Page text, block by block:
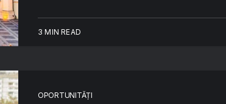
3 MIN READ
OPORTUNITĂȚI